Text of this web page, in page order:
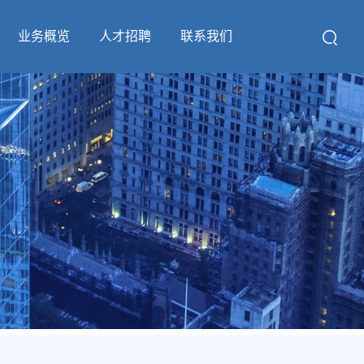
业务概览 人才招聘 联系我们